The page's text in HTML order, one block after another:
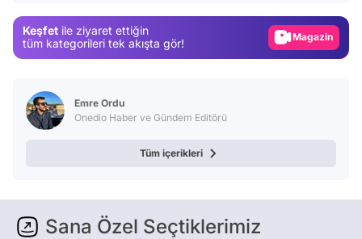
Keşfet ile ziyaret ettiğin
tüm kategorileri tek akışta gör!
Magazin
Emre Ordu
Onedio Haber ve Gündem Editörü
Tüm içerikleri
Sana Özel Seçtiklerimiz